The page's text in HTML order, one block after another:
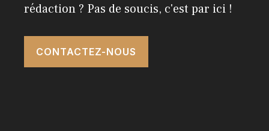
rédaction ? Pas de soucis, c'est par ici !
CONTACTEZ-NOUS